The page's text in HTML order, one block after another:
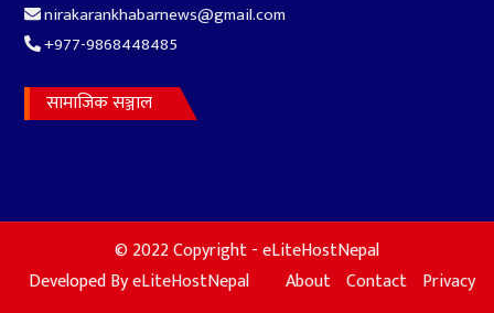
nirakarankhabarnews@gmail.com
+977-9868448485
सामाजिक सञ्जाल
© 2022 Copyright - eLiteHostNepal
Developed ByeLiteHostNepal About Contact Privacy